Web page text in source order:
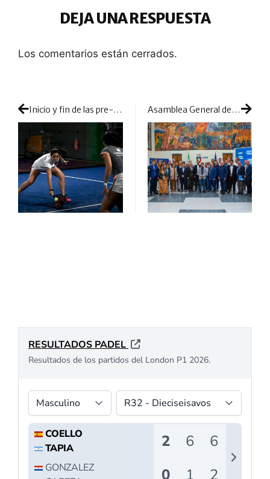
DEJA UNA RESPUESTA
Los comentarios están cerrados.
Inicio y fin de las pre-previas femeninas: día express de competición con mucha pelea en la sesión de tarde Asamblea General de la FIP: 14 nuevas federaciones se unen para que el pádel continúe creciendo